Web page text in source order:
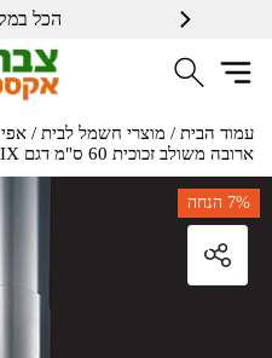
הכל
שרות
עמוד הבית / מוצרי חשמל לבית /
ארובה משולב זכוכית 60 ס"מ דגם BO144 60IX מבית Bompani
7% הנחה